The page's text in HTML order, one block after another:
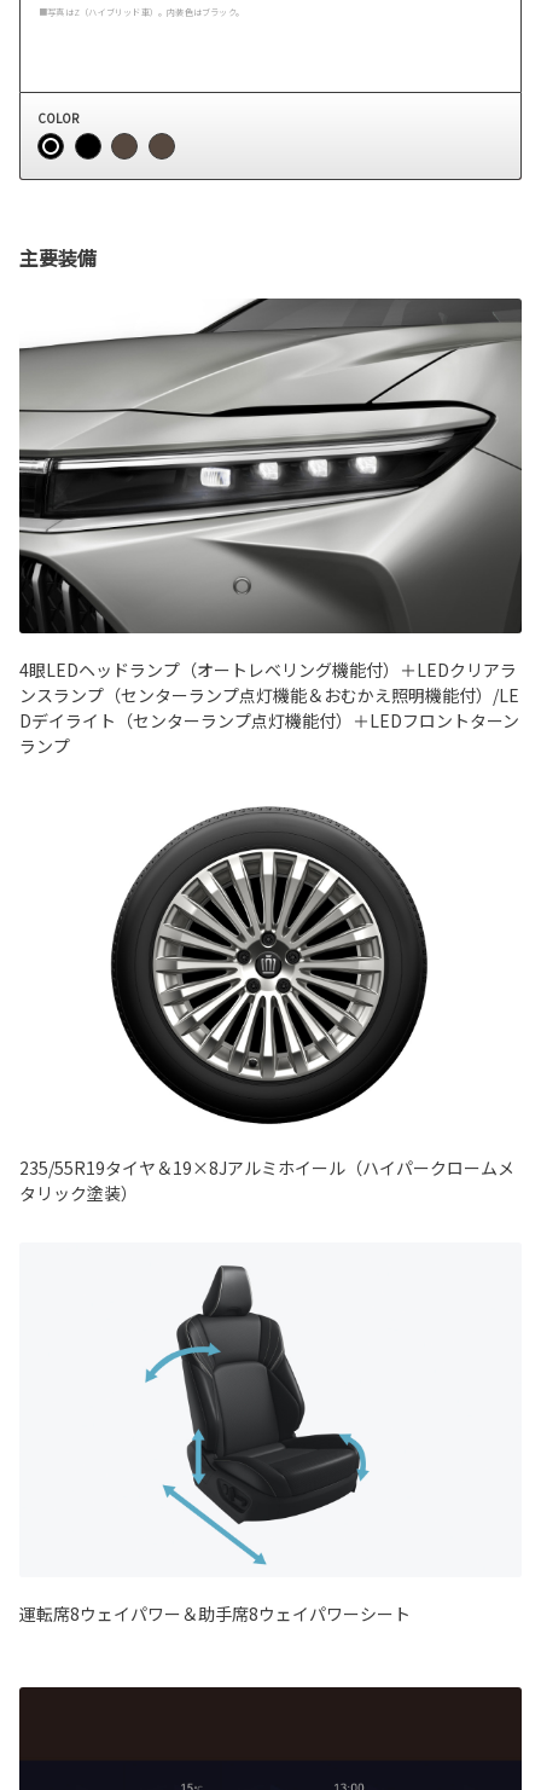
■写真はZ（ハイブリッド車）。内装色はブラック。
COLOR
主要装備
4眼LEDヘッドランプ（オートレベリング機能付）＋LEDクリアラ
ンスランプ（センターランプ点灯機能＆おむかえ照明機能付）/LE
Dデイライト（センターランプ点灯機能付）＋LEDフロントターン
ランプ
235/55R19タイヤ＆19×8Jアルミホイール（ハイパークロームメ
タリック塗装）
運転席8ウェイパワー＆助手席8ウェイパワーシート